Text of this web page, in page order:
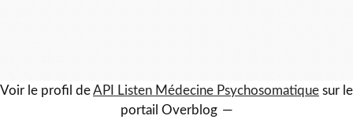
Voir le profil deAPI Listen Médecine Psychosomatique sur le
portail Overblog